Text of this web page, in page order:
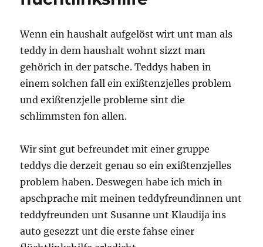
Wenn ein haushalt aufgelöst wirt unt man als
teddy in dem haushalt wohnt sizzt man
gehörich in der patsche. Teddys haben in
einem solchen fall ein exißtenzjelles problem
und exißtenzjelle probleme sint die
schlimmsten fon allen.
Wir sint gut befreundet mit einer gruppe
teddys die derzeit genau so ein exißtenzjelles
problem haben. Deswegen habe ich mich in
apschprache mit meinen teddyfreundinnen unt
teddyfreunden unt Susanne unt Klaudija ins
auto gesezzt unt die erste fahse einer